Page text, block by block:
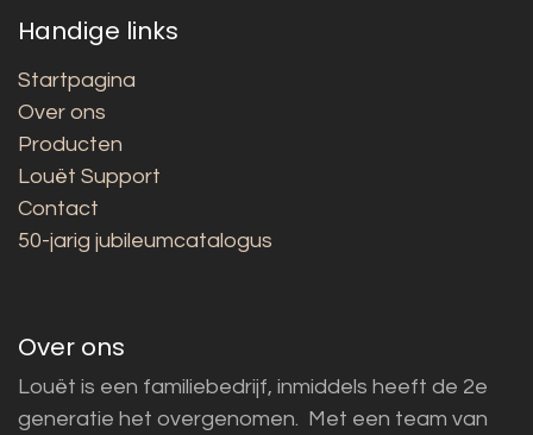
Handige links
Startpagina
Over ons
Producten
Louët Support
Contact
50-jarig jubileumcatalogus
Over ons
Louët is een familiebedrijf, inmiddels heeft de 2e
generatie het overgenomen. Met een team van